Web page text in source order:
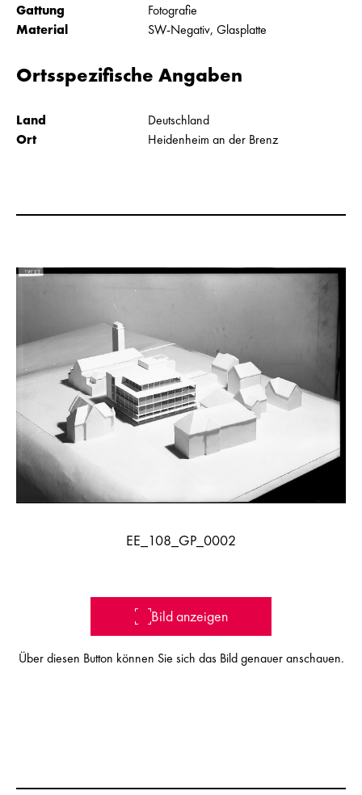
Gattung
Fotografie
Material
SW-Negativ, Glasplatte
Ortsspezifische Angaben
Land
Deutschland
Ort
Heidenheim an der Brenz
EE_108_GP_0002
Bild anzeigen
Über diesen Button können Sie sich das Bild genauer anschauen.